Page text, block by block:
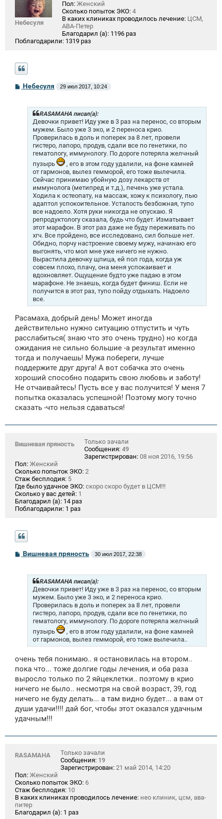
Небесуля
Пол: Женский
Сколько попыток ЭКО: 4
В каких клиниках проводилось лечение: ЦСМ,
АВА-Петер
Благодарил (а): 1196 раз
Поблагодарили: 1319 раз
СНебесуля 29 июл 2017, 10:24
RASAMAHA писал(а):
Девочки привет! Иду уже в 3 раз на перенос, со вторым
мужем. Было уже 3 эко, и 2 переноса крио.
Проверилась в доль и поперек за 8 лет, провели
гистеро, лапоро, продув, сдали все по генетики, по
гематологу, иммунологу. По дороге потеряла желчный
пузырь
, его в этом году удалили, на фоне камней
от гармонов, вылез гемморой, его тоже вылечила.
Сейчас принимаю убойную дозу лекарств от
иммунолога (метипред и т.д.), печень уже устала.
Ходила к остеопату, на массаж, хожу к психологу, пью
адаптол успокоительное. Усталость безбожная, тупо
все надоело. Хотя руки никогда не опускаю. Я
репродуктологу сказала, будь что будет. Изматывает
этот марафон. В этот раз даже не буду переживать по
хгч. Все пройдено, все исследовано, сил больше нет.
Обидно, порчу настроение своему мужу, начинаю его
выгонять, что мол мне уже ничего не нужно.
Вырастила девочку щпица, ей пол года, когда уж
совсем плохо, плачу, она меня успокаивает и
вдохновляет. Ощущение будто уже падаю в этом
марафоне. Не знаешь, когда будет финиш. Если не
получится в этот раз, тупо пойду отдыхать. Надоело
все.
Расамаха, добрый день! Может иногда
действительно нужно ситуацию отпустить и чуть
расслабиться( знаю что это очень трудно) но когда
ожидания не сильно большие -а результат именно
тогда и получаешь! Мужа побереги, лучше
поддержите друг друга! А вот собачка это очень
хороший способно подарить свою любовь и заботу!
Не отчаивайтесь! Пусть все у вас получится! У меня 7
попытка оказалась успешной! Поэтому могу точно
сказать -что нельзя сдаваться!
Вишневая пряность
Только зачали
Сообщения: 49
Зарегистрирован: 08 ноя 2016, 19:56
Пол: Женский
Сколько попыток ЭКО: 2
Стаж бесплодия: 5
Где было удачное ЭКО: скоро скоро будет в ЦСМ!!!
Сколько у вас детей: 1
Благодарил (а): 14 раз
Поблагодарили: 1 раз
СВишневая пряность 30 июл 2017, 22:38
RASAMAHA писал(а):
Девочки привет! Иду уже в 3 раз на перенос, со вторым
мужем. Было уже 3 эко, и 2 переноса крио.
Проверилась в доль и поперек за 8 лет, провели
гистеро, лапоро, продув, сдали все по генетики, по
гематологу, иммунологу. По дороге потеряла желчный
пузырь
, его в этом году удалили, на фоне камней
от гармонов, вылез гемморой, его тоже вылечила..
очень тебя понимаю.. я остановилась на втором..
пока что... тоже долгие годы лечения, и оба раза
выросло только по 2 яйцеклетки.. поэтому в крио
ничего не было.. несмотря на свой возраст, 39, год
ничего не буду делать... а там видно будет... а вам от
души удачи!!!! дай бог, чтобы этот оказался удачным
удачным!!!
RASAMAHA
Только зачали
Сообщения: 19
Зарегистрирован: 21 май 2014, 14:20
Пол: Женский
Сколько попыток ЭКО: 6
Стаж бесплодия: 10
В каких клиниках проводилось лечение: нео клиник, цсм, ава-
питер
Благодарил (а): 1 раз